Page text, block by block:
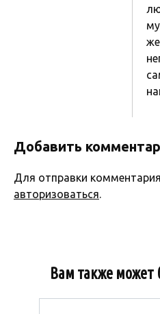
Добавить
Для отправки
авторизоваться.
Вам также